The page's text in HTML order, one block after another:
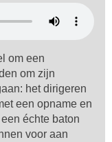
om een
om zijn
het dirigeren
een opname en
échte baton
voor aan